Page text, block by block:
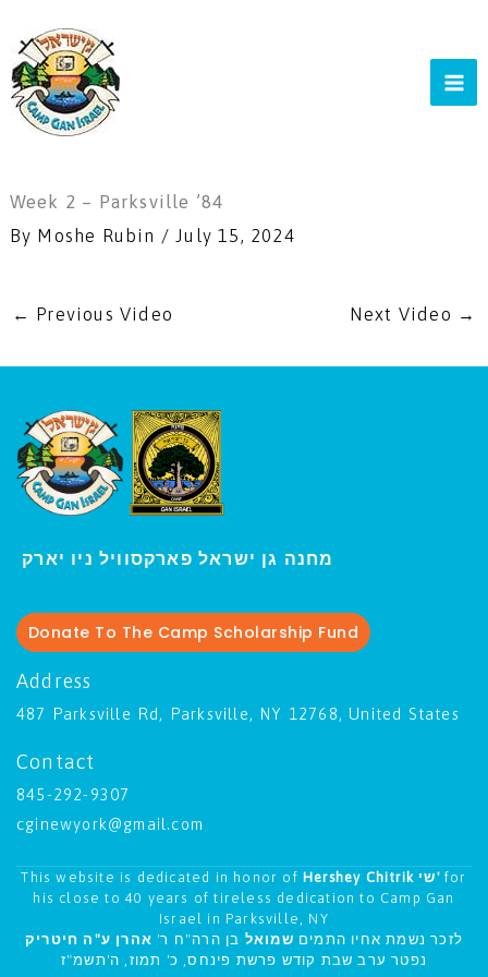
to
content
Week 2 – Parksville ’84
By Moshe Rubin / July 15, 2024
← Previous Video Next Video →
מחנה גן ישראל פארקסוויל ני
Donate To The Camp Scholarship Fund
Address
487 Parksville Rd, Parksville, NY 12768, United States
Contact
845-292-9307
cginewyork@gmail.com
This website is dedicated in honor of Hershey Chitrik שי' for
his close to 40 years of tireless dedication to Camp Gan
Israel in Parksville, NY
לזכר נשמת אחיו התמים שמואל בן הרה"ח ר' אהרן ע"ה חיטריק
נפטר ערב שבת קודש פרשת פינחס, כ' תמוז, ה'תשמ"ז